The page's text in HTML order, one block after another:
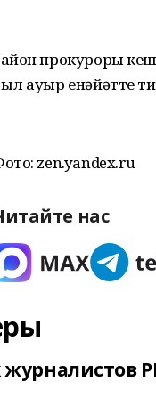
прокуроры
ауыр енәйәтте
zen.yandex.ru
нас